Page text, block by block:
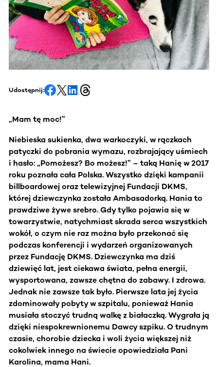
Udostępnij:
„Mam tę moc!”
Niebieska sukienka, dwa warkoczyki, w rączkach
patyczki do pobrania wymazu, rozbrajający uśmiech
i hasło: „Pomożesz? Bo możesz!” – taką Hanię w 2017
roku poznała cała Polska. Wszystko dzięki kampanii
billboardowej oraz telewizyjnej Fundacji DKMS,
której dziewczynka została Ambasadorką. Hania to
prawdziwe żywe srebro. Gdy tylko pojawia się w
towarzystwie, natychmiast skrada serca wszystkich
wokół, o czym nie raz można było przekonać się
podczas konferencji i wydarzeń organizowanych
przez Fundację DKMS. Dziewczynka ma dziś
dziewięć lat, jest ciekawa świata, pełna energii,
wysportowana, zawsze chętna do zabawy. I zdrowa.
Jednak nie zawsze tak było. Pierwsze lata jej życia
zdominowały pobyty w szpitalu, ponieważ Hania
musiała stoczyć trudną walkę z białaczką. Wygrała ją
dzięki niespokrewnionemu Dawcy szpiku. O trudnym
czasie, chorobie dziecka i woli życia większej niż
cokolwiek innego na świecie opowiedziała Pani
Karolina, mama Hani.